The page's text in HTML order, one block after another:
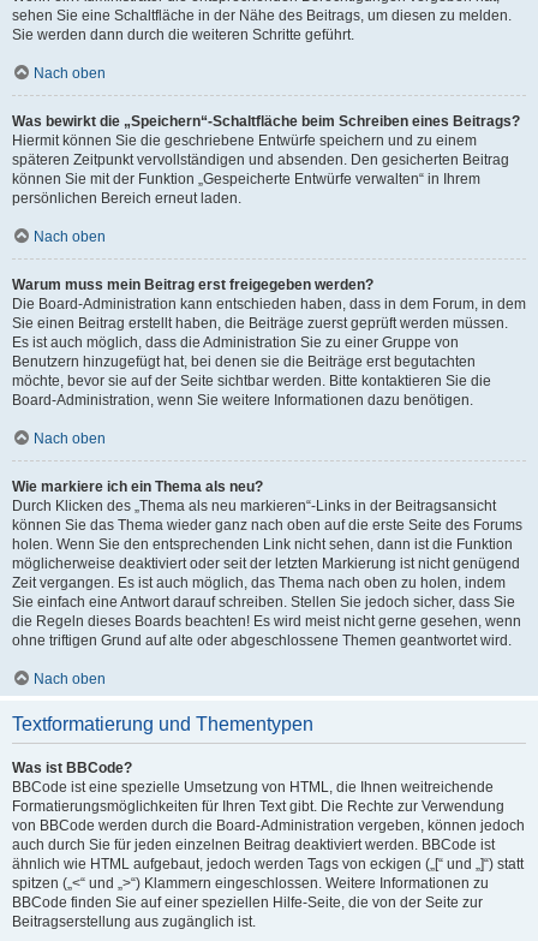
sehen Sie eine Schaltfläche in der Nähe des Beitrags, um diesen zu melden.
Sie werden dann durch die weiteren Schritte geführt.
Nach oben
Was bewirkt die „Speichern“-Schaltfläche beim Schreiben eines Beitrags?
Hiermit können Sie die geschriebene Entwürfe speichern und zu einem
späteren Zeitpunkt vervollständigen und absenden. Den gesicherten Beitrag
können Sie mit der Funktion „Gespeicherte Entwürfe verwalten“ in Ihrem
persönlichen Bereich erneut laden.
Nach oben
Warum muss mein Beitrag erst freigegeben werden?
Die Board-Administration kann entschieden haben, dass in dem Forum, in dem
Sie einen Beitrag erstellt haben, die Beiträge zuerst geprüft werden müssen.
Es ist auch möglich, dass die Administration Sie zu einer Gruppe von
Benutzern hinzugefügt hat, bei denen sie die Beiträge erst begutachten
möchte, bevor sie auf der Seite sichtbar werden. Bitte kontaktieren Sie die
Board-Administration, wenn Sie weitere Informationen dazu benötigen.
Nach oben
Wie markiere ich ein Thema als neu?
Durch Klicken des „Thema als neu markieren“-Links in der Beitragsansicht
können Sie das Thema wieder ganz nach oben auf die erste Seite des Forums
holen. Wenn Sie den entsprechenden Link nicht sehen, dann ist die Funktion
möglicherweise deaktiviert oder seit der letzten Markierung ist nicht genügend
Zeit vergangen. Es ist auch möglich, das Thema nach oben zu holen, indem
Sie einfach eine Antwort darauf schreiben. Stellen Sie jedoch sicher, dass Sie
die Regeln dieses Boards beachten! Es wird meist nicht gerne gesehen, wenn
ohne triftigen Grund auf alte oder abgeschlossene Themen geantwortet wird.
Nach oben
Textformatierung und Thementypen
Was ist BBCode?
BBCode ist eine spezielle Umsetzung von HTML, die Ihnen weitreichende
Formatierungsmöglichkeiten für Ihren Text gibt. Die Rechte zur Verwendung
von BBCode werden durch die Board-Administration vergeben, können jedoch
auch durch Sie für jeden einzelnen Beitrag deaktiviert werden. BBCode ist
ähnlich wie HTML aufgebaut, jedoch werden Tags von eckigen („[“ und „]“) statt
spitzen („<“ und „>“) Klammern eingeschlossen. Weitere Informationen zu
BBCode finden Sie auf einer speziellen Hilfe-Seite, die von der Seite zur
Beitragserstellung aus zugänglich ist.